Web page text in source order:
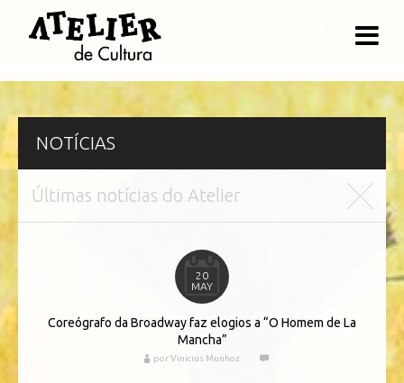
NOTÍCIAS
Últimas notícias do Atelier
20
MAY
Coreógrafo da Broadway faz elogios a “O Homem de La
Mancha”
por Vinicius Munhoz